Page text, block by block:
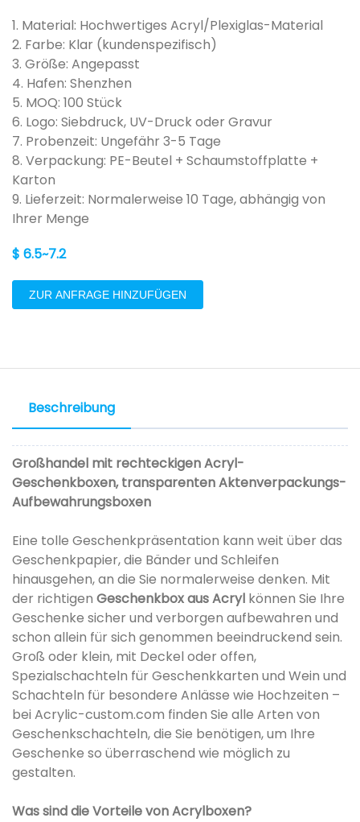
1. Material: Hochwertiges Acryl/Plexiglas-Material
2. Farbe: Klar (kundenspezifisch)
3. Größe: Angepasst
4. Hafen: Shenzhen
5. MOQ: 100 Stück
6. Logo: Siebdruck, UV-Druck oder Gravur
7. Probenzeit: Ungefähr 3-5 Tage
8. Verpackung: PE-Beutel + Schaumstoffplatte +
Karton
9. Lieferzeit: Normalerweise 10 Tage, abhängig von
Ihrer Menge
$ 6.5~7.2
ZUR ANFRAGE HINZUFÜGEN
Beschreibung
Großhandel mit rechteckigen Acryl-
Geschenkboxen, transparenten Aktenverpackungs-
Aufbewahrungsboxen
Eine tolle Geschenkpräsentation kann weit über das
Geschenkpapier, die Bänder und Schleifen
hinausgehen, an die Sie normalerweise denken. Mit
der richtigen Geschenkbox aus Acryl können Sie Ihre
Geschenke sicher und verborgen aufbewahren und
schon allein für sich genommen beeindruckend sein.
Groß oder klein, mit Deckel oder offen,
Spezialschachteln für Geschenkkarten und Wein und
Schachteln für besondere Anlässe wie Hochzeiten –
bei Acrylic-custom.com finden Sie alle Arten von
Geschenkschachteln, die Sie benötigen, um Ihre
Geschenke so überraschend wie möglich zu
gestalten.
Was sind die Vorteile von Acrylboxen?